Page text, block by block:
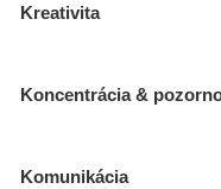
Kreativita
Koncentrácia &
Komunikácia